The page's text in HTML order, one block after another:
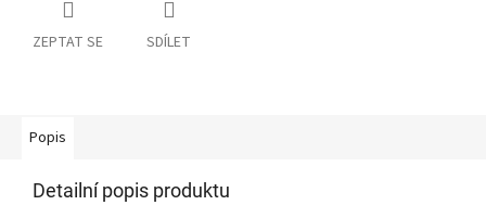
ZEPTAT SE SDÍLET
Popis
Detailní popis produktu